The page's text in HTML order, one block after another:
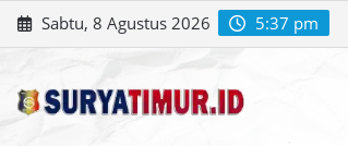
Skip
to
Sabtu, 8 Agustus 2026 5:37 pm